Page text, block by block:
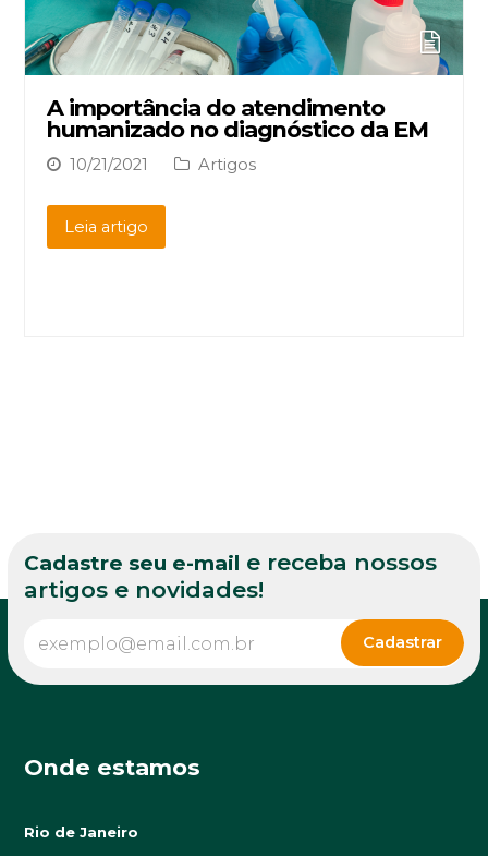
A importância do atendimento
humanizado no diagnóstico da EM
10/21/2021 Artigos
Leia artigo
Cadastre seu e-mail e receba nossos
artigos e novidades!
Onde estamos
Rio de Janeiro